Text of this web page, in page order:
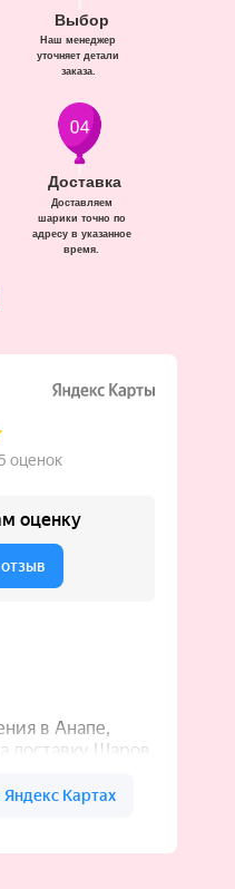
Доставка
Доставляем
шарики точно по
адресу в указанное
время.
Выбор
Наш менеджер
уточняет детали
заказа.